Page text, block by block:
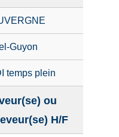
Guyon
temps plein
ou
H/F